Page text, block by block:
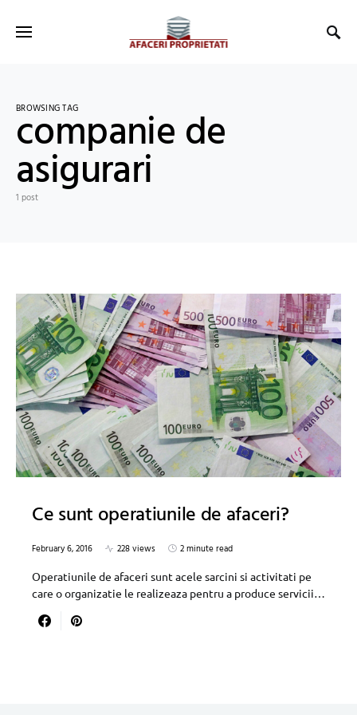
BROWSING TAG
companie de
asigurari
1 post
Ce sunt operatiunile de afaceri?
February 6, 2016 228 views
2 minute read
Operatiunile de afaceri sunt acele sarcini si activitati pe
care o organizatie le realizeaza pentru a produce servicii…